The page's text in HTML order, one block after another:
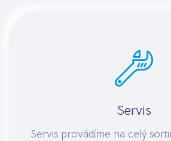
Servis
Servis provádíme na celý